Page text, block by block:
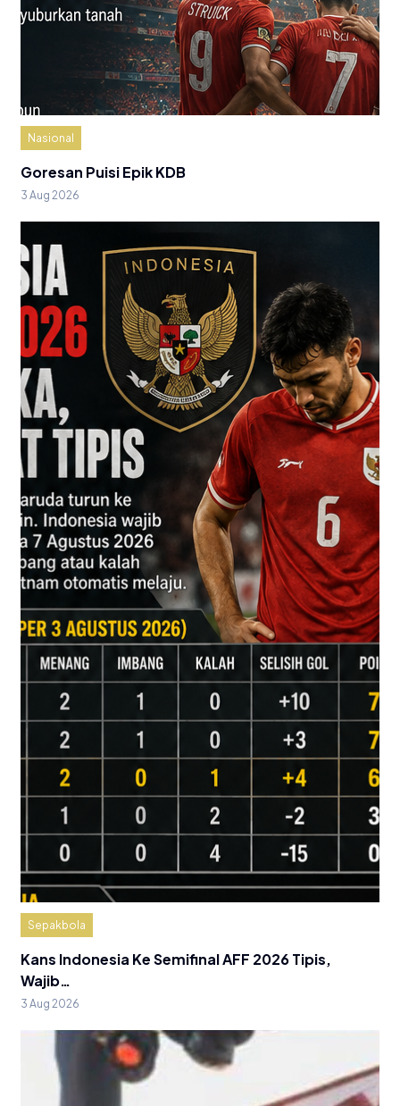
Nasional
Goresan Puisi Epik KDB
3 Aug 2026
Sepakbola
Kans Indonesia Ke Semifinal AFF 2026 Tipis,
Wajib…
3 Aug 2026